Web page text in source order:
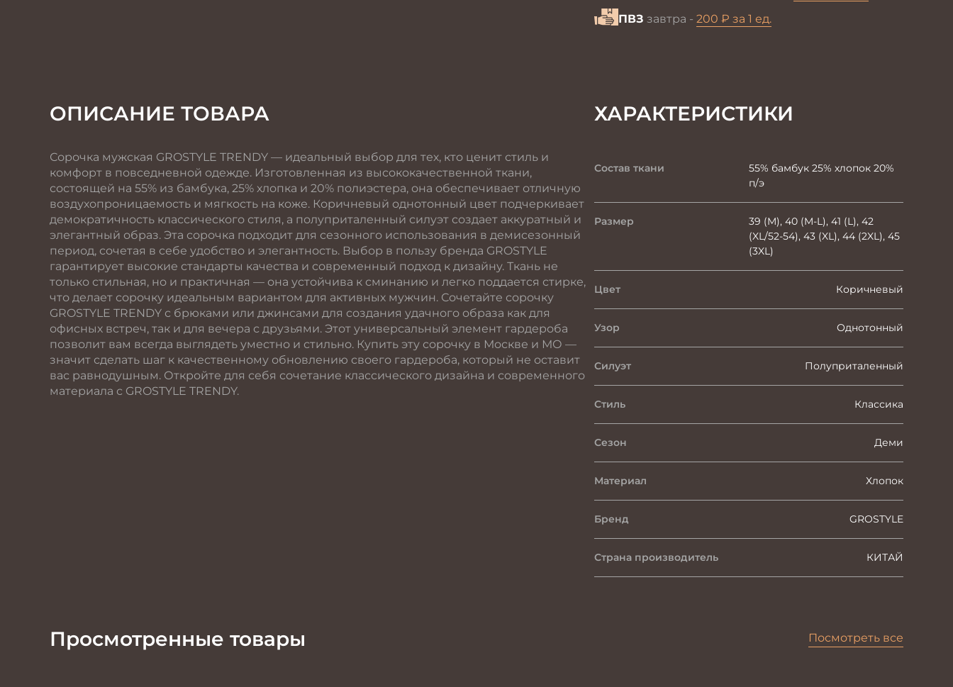
ПВЗ завтра - 200 ₽ за 1 ед.
ОПИСАНИЕ ТОВАРА
Сорочка мужская GROSTYLE TRENDY — идеальный выбор для тех, кто ценит стиль и
комфорт в повседневной одежде. Изготовленная из высококачественной ткани,
состоящей на 55% из бамбука, 25% хлопка и 20% полиэстера, она обеспечивает отличную
воздухопроницаемость и мягкость на коже. Коричневый однотонный цвет подчеркивает
демократичность классического стиля, а полуприталенный силуэт создает аккуратный и
элегантный образ. Эта сорочка подходит для сезонного использования в демисезонный
период, сочетая в себе удобство и элегантность. Выбор в пользу бренда GROSTYLE
гарантирует высокие стандарты качества и современный подход к дизайну. Ткань не
только стильная, но и практичная — она устойчива к сминанию и легко поддается стирке,
что делает сорочку идеальным вариантом для активных мужчин. Сочетайте сорочку
GROSTYLE TRENDY с брюками или джинсами для создания удачного образа как для
офисных встреч, так и для вечера с друзьями. Этот универсальный элемент гардероба
позволит вам всегда выглядеть уместно и стильно. Купить эту сорочку в Москве и МО —
значит сделать шаг к качественному обновлению своего гардероба, который не оставит
вас равнодушным. Откройте для себя сочетание классического дизайна и современного
материала с GROSTYLE TRENDY.
ХАРАКТЕРИСТИКИ
Состав ткани
55% бамбук 25% хлопок 20%
п/э
Размер
39 (M), 40 (M-L), 41 (L), 42
(XL/52-54), 43 (XL), 44 (2XL), 45
(3XL)
Цвет Коричневый
Узор Однотонный
Силуэт Полуприталенный
Стиль Классика
Сезон Деми
Материал Хлопок
Бренд GROSTYLE
Страна производитель КИТАЙ
Просмотренные товары Посмотреть все